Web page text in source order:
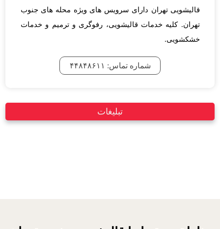
قالیشویی تهران دارای سرویس های ویژه محله های جنوب
تهران. کلیه خدمات قالیشویی، رفوگری و ترمیم و خدمات
خشکشویی.
شماره تماس: ۴۴۸۴۸۶۱۱
تبلیغات